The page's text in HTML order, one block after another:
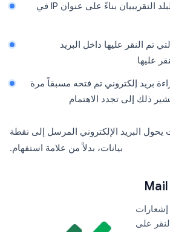
: المدينة والبلد التقريبيان بناءً على عنوان IP في
تم النقر عليها داخل البريد
عليها
بريد إلكتروني تم فتحه مسبقاً مرة
ذلك إلى تجدد الاهتمام
يحول البريد الإلكتروني المرسل إلى نقطة
بيانات، بدلاً من علامة استفهام.
يضيف Mail Tracker إشعارات
على